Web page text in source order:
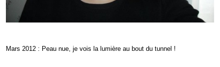
Mars 2012 : Peau nue, je vois la lumière au bout du tunnel !